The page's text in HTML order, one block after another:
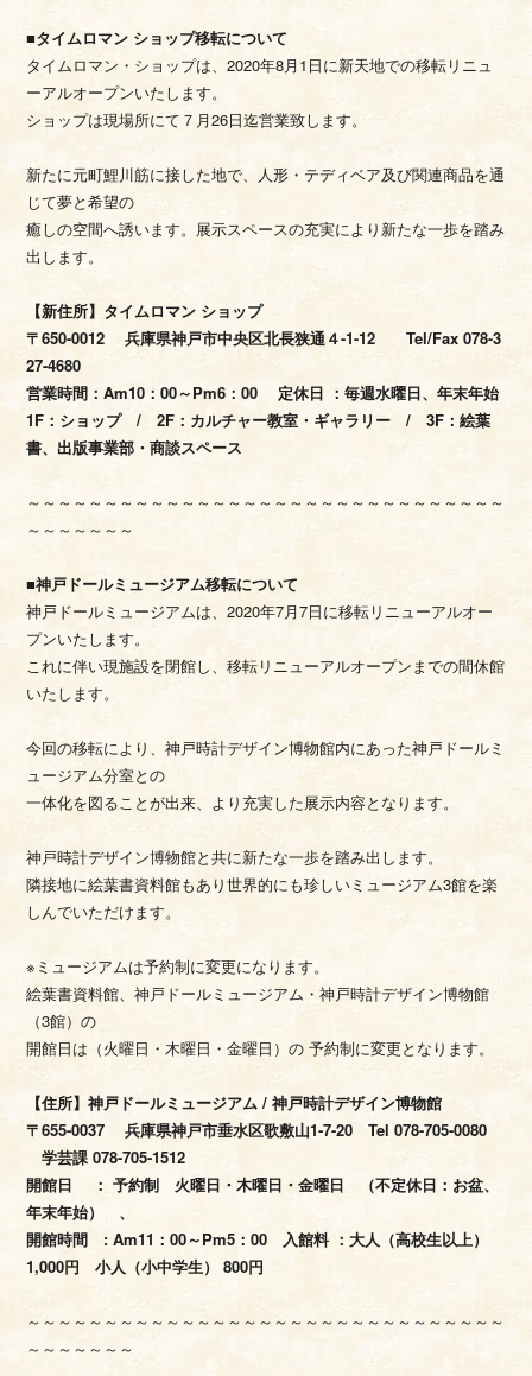
■タイムロマン ショップ移転について
タイムロマン・ショップは、2020年8月1日に新天地での移転リニュ
ーアルオープンいたします。
ショップは現場所にて７月26日迄営業致します。
新たに元町鯉川筋に接した地で、人形・テディベア及び関連商品を通
じて夢と希望の
癒しの空間へ誘います。展示スペースの充実により新たな一歩を踏み
出します。
【新住所】タイムロマン ショップ
〒650-0012 兵庫県神戸市中央区北長狭通４-1-12 Tel/Fax 078-3
27-4680
営業時間：Am10：00～Pm6：00 定休日 ：毎週水曜日、年末年始
1F：ショップ / 2F：カルチャー教室・ギャラリー / 3F：絵葉
書、出版事業部・商談スペース
～～～～～～～～～～～～～～～～～～～～～～～～～～～～～～～
～～～～～～～
■神戸ドールミュージアム移転について
神戸ドールミュージアムは、2020年7月7日に移転リニューアルオー
プンいたします。
これに伴い現施設を閉館し、移転リニューアルオープンまでの間休館
いたします。
今回の移転により、神戸時計デザイン博物館内にあった神戸ドールミ
ュージアム分室との
一体化を図ることが出来、より充実した展示内容となります。
神戸時計デザイン博物館と共に新たな一歩を踏み出します。
隣接地に絵葉書資料館もあり世界的にも珍しいミュージアム3館を楽
しんでいただけます。
※ミュージアムは予約制に変更になります。
絵葉書資料館、神戸ドールミュージアム・神戸時計デザイン博物館
（3館）の
開館日は（火曜日・木曜日・金曜日）の 予約制に変更となります。
【住所】神戸ドールミュージアム / 神戸時計デザイン博物館
〒655-0037 兵庫県神戸市垂水区歌敷山1-7-20 Tel 078-705-0080
学芸課 078-705-1512
開館日 ： 予約制 火曜日・木曜日・金曜日 （不定休日：お盆、
年末年始） 、
開館時間 : Am11：00～Pm5：00 入館料 ：大人（高校生以上）
1,000円 小人（小中学生） 800円
～～～～～～～～～～～～～～～～～～～～～～～～～～～～～～～
～～～～～～～